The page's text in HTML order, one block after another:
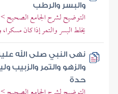
والبسر والرطب
التوضيح لشرح الجامع الصحيح
يخلط البسر والتمر إذا كان مسكرا،
نهى النبي صلى الله
والزهو والتمر والزبيب
حدة